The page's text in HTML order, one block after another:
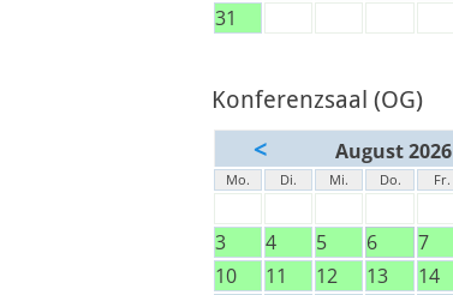
31
Konferenzsaal (OG)
< August 2026
Mo. Di. Mi. Do. Fr.
3
4 5 6 7
10
11 12 13 14